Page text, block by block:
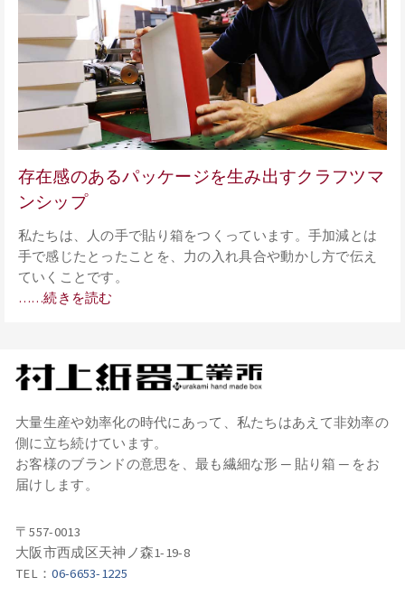
存在感のあるパッケージを生み出すクラフツマ
ンシップ
私たちは、人の手で貼り箱をつくっています。手加減とは
手で感じたとったことを、力の入れ具合や動かし方で伝え
ていくことです。
……続きを読む
大量生産や効率化の時代にあって、私たちはあえて非効率の
側に立ち続けています。
お客様のブランドの意思を、最も繊細な形 ─ 貼り箱 ─ をお
届けします。
〒557-0013
大阪市西成区天神ノ森1-19-8
TEL：06-6653-1225